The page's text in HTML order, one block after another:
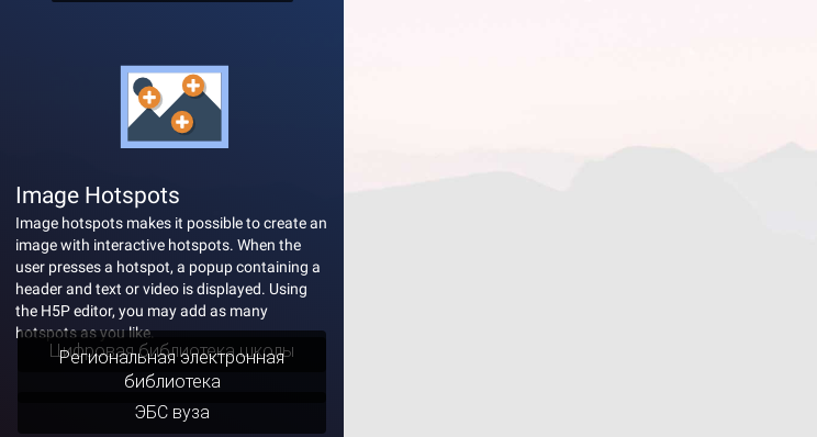
Image Hotspots
Image hotspots makes it possible to create an
image with interactive hotspots. When the
user presses a hotspot, a popup containing a
header and text or video is displayed. Using
the H5P editor, you may add as many
hotspots as you like.